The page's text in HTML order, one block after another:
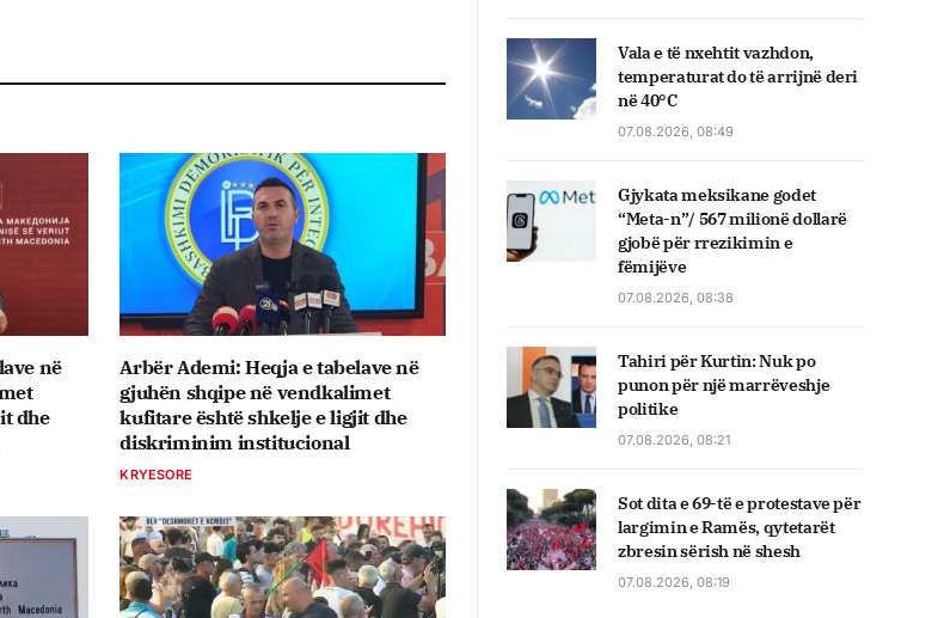
në
dhe
Arbër Ademi: Heqja e tabelave në
gjuhën shqipe në vendkalimet
kufitare është shkelje e ligjit dhe
diskriminim institucional
KRYESORE
Vala e të nxehtit vazhdon,
temperaturat do të arrijnë deri
në 40°C
07.08.2026, 08:49
Gjykata meksikane godet
“Meta-n”/ 567 milionë dollarë
gjobë për rrezikimin e
fëmijëve
07.08.2026, 08:38
Tahiri për Kurtin: Nuk po
punon për një marrëveshje
politike
07.08.2026, 08:21
Sot dita e 69-të e protestave për
largimin e Ramës, qytetarët
zbresin sërish në shesh
07.08.2026, 08:19